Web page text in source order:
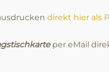
direkt hier als
per eMail